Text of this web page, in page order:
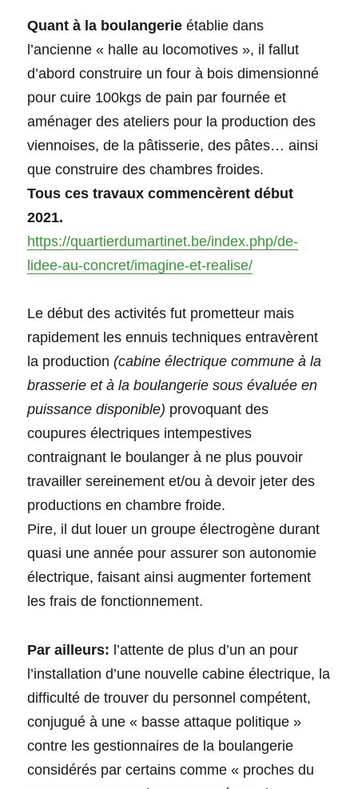
Quant à la boulangerieétablie dans
l’ancienne « halle au locomotives », il fallut
d’abord construire un four à bois dimensionné
pour cuire 100kgs de pain par fournée et
aménager des ateliers pour la production des
viennoises, de la pâtisserie, des pâtes… ainsi
que construire des chambres froides.
Tous ces travaux commencèrent début
2021.
https://quartierdumartinet.be/index.php/de-
lidee-au-concret/imagine-et-realise/
Le début des activités fut prometteur mais
rapidement les ennuis techniques entravèrent
la production(cabine électrique commune à la
brasserie et à la boulangerie sous évaluée en
puissance disponible) provoquant des
coupures électriques intempestives
contraignant le boulanger à ne plus pouvoir
travailler sereinement et/ou à devoir jeter des
productions en chambre froide.
Pire, il dut louer un groupe électrogène durant
quasi une année pour assurer son autonomie
électrique, faisant ainsi augmenter fortement
les frais de fonctionnement.
Par ailleurs: l’attente de plus d’un an pour
l’installation d’une nouvelle cabine électrique, la
difficulté de trouver du personnel compétent,
conjugué à une « basse attaque politique »
contre les gestionnaires de la boulangerie
considérés par certains comme « proches du